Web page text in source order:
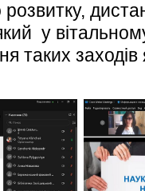
розвитку,
у
таких